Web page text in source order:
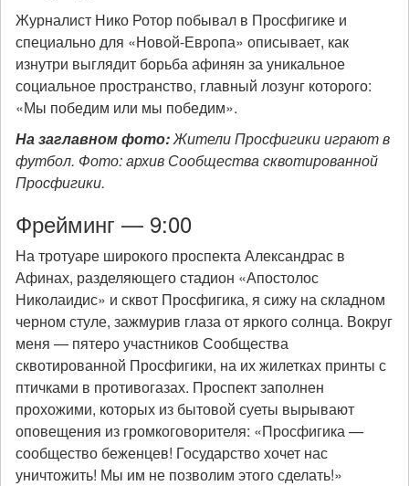
Журналист Нико Ротор побывал в Просфигике и
специально для «Новой-Европа» описывает, как
изнутри выглядит борьба афинян за уникальное
социальное пространство, главный лозунг которого:
«Мы победим или мы победим».
На заглавном фото:Жители Просфигики играют в
футбол. Фото: архив Сообщества сквотированной
Просфигики.
Фрейминг — 9:00
На тротуаре широкого проспекта Александрас в
Афинах, разделяющего стадион «Апостолос
Николаидис» и сквот Просфигика, я сижу на складном
черном стуле, зажмурив глаза от яркого солнца. Вокруг
меня — пятеро участников Сообщества
сквотированной Просфигики, на их жилетках принты с
птичками в противогазах. Проспект заполнен
прохожими, которых из бытовой суеты вырывают
оповещения из громкоговорителя: «Просфигика —
сообщество беженцев! Государство хочет нас
уничтожить! Мы им не позволим этого сделать!»